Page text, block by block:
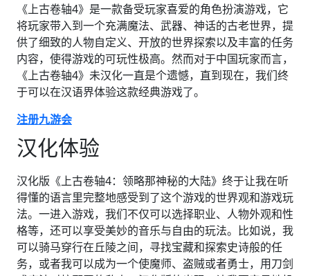
《上古卷轴4》是一款备受玩家喜爱的角色扮演游戏，它
将玩家带入到一个充满魔法、武器、神话的古老世界，提
供了细致的人物自定义、开放的世界探索以及丰富的任务
内容，使得游戏的可玩性极高。然而对于中国玩家而言，
《上古卷轴4》未汉化一直是个遗憾，直到现在，我们终
于可以在汉语界体验这款经典游戏了。
注册九游会
汉化体验
汉化版《上古卷轴4：领略那神秘的大陆》终于让我在听
得懂的语言里完整地感受到了这个游戏的世界观和游戏玩
法。一进入游戏，我们不仅可以选择职业、人物外观和性
格等，还可以享受美妙的音乐与自由的玩法。比如说，我
可以骑马穿行在丘陵之间，寻找宝藏和探索史诗般的任
务，或者我可以成为一个使魔师、盗贼或者勇士，用刀剑